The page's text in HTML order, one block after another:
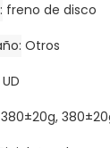
freno de disco
Otros
UD
380±20g,